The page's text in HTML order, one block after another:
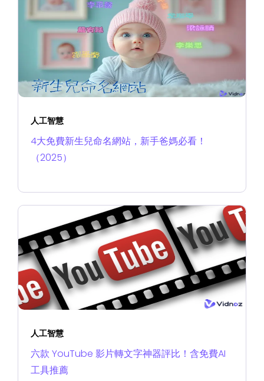
人工智慧
4大免費新生兒命名網站，新手爸媽必看！
（2025）
人工智慧
六款 YouTube 影片轉文字神器評比！含免費AI
工具推薦